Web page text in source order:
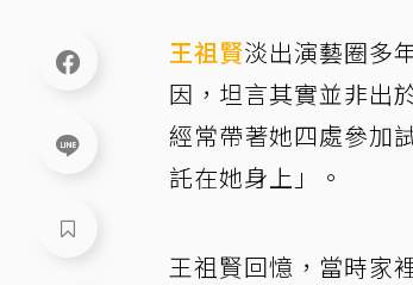
王祖賢淡出演藝圈多
因，坦言其實並非出
經常帶著她四處參加
託在她身上」。
王祖賢回憶，當時家